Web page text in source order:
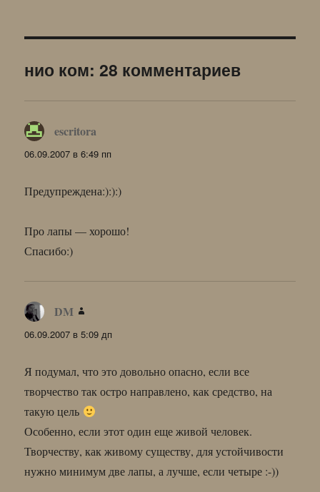
нио ком: 28 комментариев
escritora
06.09.2007 в 6:49 пп
Предупреждена:):):)
Про лапы — хорошо!
Спасибо:)
DM
06.09.2007 в 5:09 дп
Я подумал, что это довольно опасно, если все
творчество так остро направлено, как средство, на
такую цель
Особенно, если этот один еще живой человек.
Творчеству, как живому существу, для устойчивости
нужно минимум две лапы, а лучше, если четыре :-))